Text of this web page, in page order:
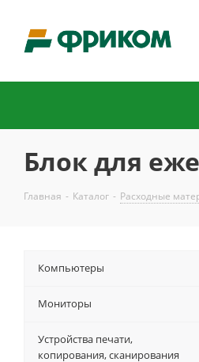
Блок для
Главная - Каталог - Расходные
Компьютеры
Мониторы
Устройства печати,
копирования, сканирования